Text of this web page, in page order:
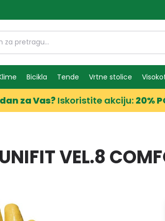
Bicikla Tende Vrtne stolice
za Vas?Iskoristite akciju: 20%
VEL.8